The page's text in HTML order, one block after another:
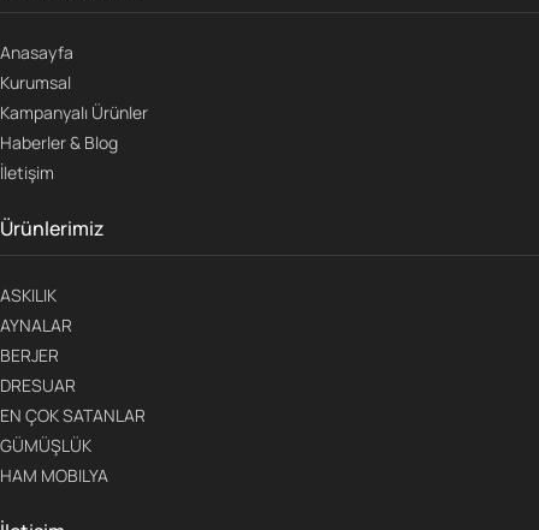
Anasayfa
Kurumsal
Kampanyalı Ürünler
Haberler & Blog
İletişim
Ürünlerimiz
ASKILIK
AYNALAR
BERJER
DRESUAR
EN ÇOK SATANLAR
GÜMÜŞLÜK
HAM MOBILYA